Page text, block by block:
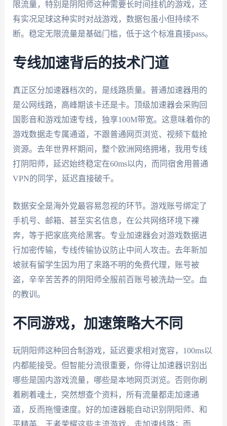
限流量，特别是阴阳师这种需要长时间挂机的游戏，还
有实况足球这种实时对战游戏，数据包虽小但持续不
断。稳定无限流量是基础门槛，低于这个标准直接pass。
专线加速背后的技术门道
真正区分加速器档次的，是线路质量。普通加速器用的
是公网线路，高峰期该卡还是卡。顶级加速器会采购回
国影音和游戏加速专线，独享100M带宽。这意味着你的
游戏数据走专属通道，不跟普通网页浏览、视频下载抢
资源。去年世界杯期间，整个欧洲网络拥堵，我用专线
打阴阳师，延迟始终稳定在60ms以内，而同宿舍用普通
VPN的同学，延迟直接破千。
数据安全是海外党最容易忽视的环节。游戏账号绑定了
手机号、邮箱、甚至实名信息，在公共网络环境下裸
奔，等于把家底亮给黑客。专业加速器会对游戏数据进
行加密传输，专线传输协议防止中间人攻击。去年新加
坡就有留学生因为用了来路不明的免费代理，账号被
盗，辛辛苦苦养的阴阳师全服前百账号被洗劫一空。血
的教训。
不同游戏，加速策略大不同
玩阴阳师这种回合制游戏，延迟要求相对宽容，100ms以
内都能接受。但智能分流很重要，你得让加速器识别出
哪些是国内游戏流量，哪些是本地网页浏览。否则你刷
着刷着魂土，突然想查个资料，所有流量都走加速通
道，反而拖慢速度。好的加速器能自动识别阴阳师、和
平精英、王者荣耀这些主流游戏，走加速线路；而